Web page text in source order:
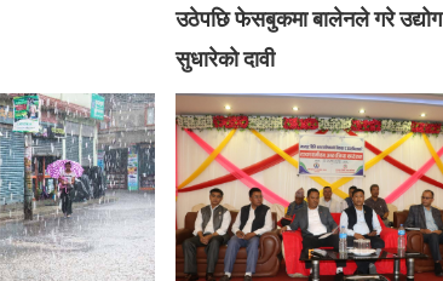
उठेपछि फेसबुकमा बालेनले गरे उद्योग
सुधारेको दावी